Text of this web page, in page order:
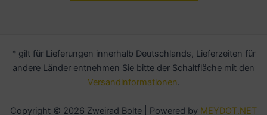
* gilt für Lieferungen innerhalb Deutschlands, Lieferzeiten für
andere Länder entnehmen Sie bitte der Schaltfläche mit den
Versandinformationen.
Copyright © 2026 Zweirad Bolte | Powered by MEYDOT.NET